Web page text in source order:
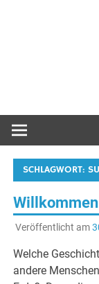
SCHLAGWORT:
Veröffentlicht am
Welche
andere